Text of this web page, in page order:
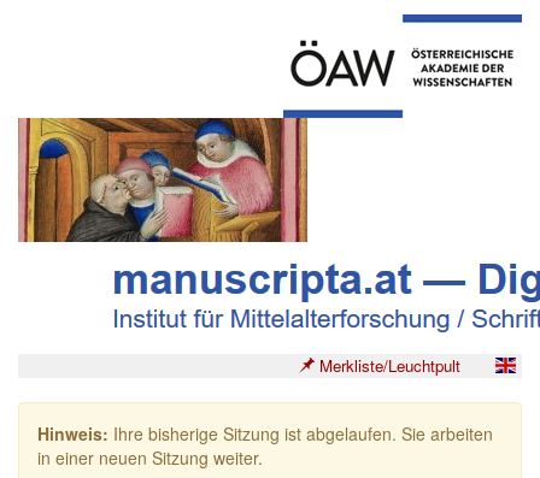
Merkliste/Leuchtpult
Hinweis: Ihre bisherige Sitzung ist abgelaufen. Sie arbeiten
in einer neuen Sitzung weiter.